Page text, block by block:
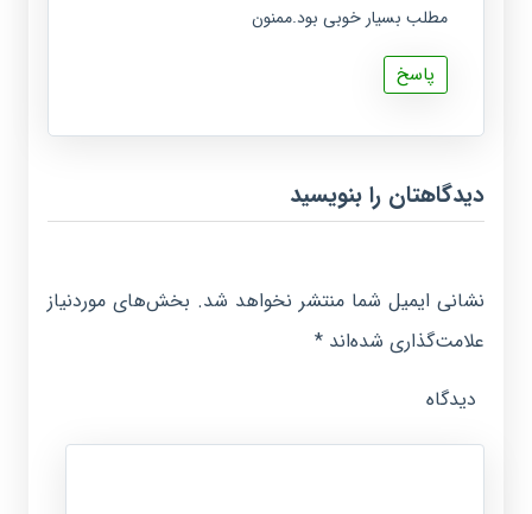
مطلب بسیار خوبی بود.ممنون
پاسخ
دیدگاهتان را بنویسید
نشانی ایمیل شما منتشر نخواهد شد. بخش‌های موردنیاز
علامت‌گذاری شده‌اند*
دیدگاه